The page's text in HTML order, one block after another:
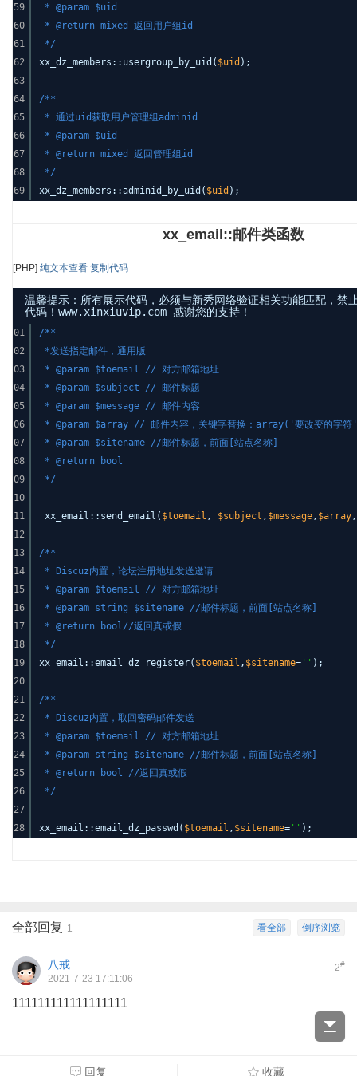
59
60
61
62
63
64
65
66
67
68
69
* @param $uid
* @return mixed 返回用户组id
*/
xx_dz_members::usergroup_by_uid( $uid );
/**
* 通过uid获取用户管理组adminid
* @param $uid
* @return mixed 返回管理组id
*/
xx_dz_members::adminid_by_uid( $uid );
xx_email::邮件类函数
[PHP] 纯文本查看 复制代码
温馨提示：所有展示代码，必须与新秀网络验证相关功能匹配，禁
代码！www.xinxiuvip.com 感谢您的支持！
01
02
03
04
05
06
07
08
09
10
11
12
13
14
15
16
17
18
19
20
21
22
23
24
25
26
27
28
/**
*发送指定邮件，通用版
* @param $toemail // 对方邮箱地址
* @param $subject // 邮件标题
* @param $message // 邮件内容
* @param $array // 邮件内容，关键字替换：array('要改变的字
* @param $sitename //邮件标题，前面[站点名称]
* @return bool
*/
xx_email::send_email( $toemail , $subject , $message, $array,
/**
* Discuz内置，论坛注册地址发送邀请
* @param $toemail // 对方邮箱地址
* @param string $sitename //邮件标题，前面[站点名称]
* @return bool//返回真或假
*/
xx_email::email_dz_register( $toemail , $sitename= '' );
/**
* Discuz内置，取回密码邮件发送
* @param $toemail // 对方邮箱地址
* @param string $sitename //邮件标题，前面[站点名称]
* @return bool //返回真或假
*/
xx_email::email_dz_passwd( $toemail , $sitename= '' );
倒序浏览
看全部
全部回复 1
2#
八戒
2021-7-23 17:11:06
111111111111111111
回复 收藏